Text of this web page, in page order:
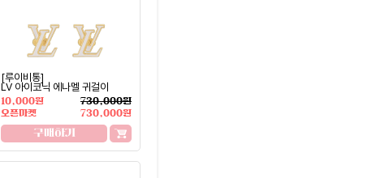
[루이비통]
LV 아이코닉 에나멜 귀걸이
10,000원
730,000원
오픈마켓
730,000원
구매하기